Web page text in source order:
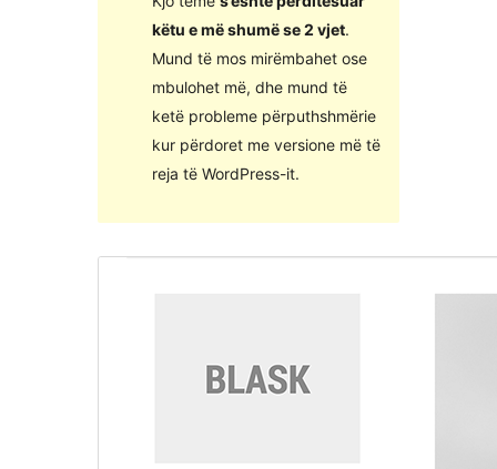
këtu e më shumë se 2 vjet.
Mund të mos mirëmbahet ose
mbulohet më, dhe mund të
ketë probleme përputhshmërie
kur përdoret me versione më të
reja të WordPress-it.